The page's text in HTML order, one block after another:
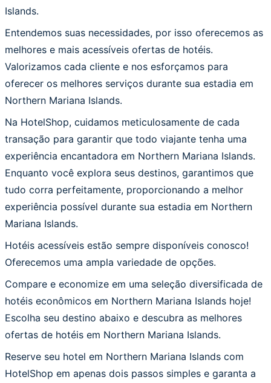
Islands.
Entendemos suas necessidades, por isso oferecemos as
melhores e mais acessíveis ofertas de hotéis.
Valorizamos cada cliente e nos esforçamos para
oferecer os melhores serviços durante sua estadia em
Northern Mariana Islands.
Na HotelShop, cuidamos meticulosamente de cada
transação para garantir que todo viajante tenha uma
experiência encantadora em Northern Mariana Islands.
Enquanto você explora seus destinos, garantimos que
tudo corra perfeitamente, proporcionando a melhor
experiência possível durante sua estadia em Northern
Mariana Islands.
Hotéis acessíveis estão sempre disponíveis conosco!
Oferecemos uma ampla variedade de opções.
Compare e economize em uma seleção diversificada de
hotéis econômicos em Northern Mariana Islands hoje!
Escolha seu destino abaixo e descubra as melhores
ofertas de hotéis em Northern Mariana Islands.
Reserve seu hotel em Northern Mariana Islands com
HotelShop em apenas dois passos simples e garanta a